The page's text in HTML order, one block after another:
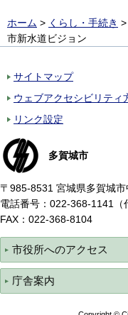
ホーム > くらし・手続き >
市新水道ビジョン
サイトマップ
ウェブアクセシビリティ
リンク設定
多賀城市
〒985-8531 宮城県多賀城
電話番号：022-368-1141（
FAX：022-368-8104
市役所へのアクセス
庁舎案内